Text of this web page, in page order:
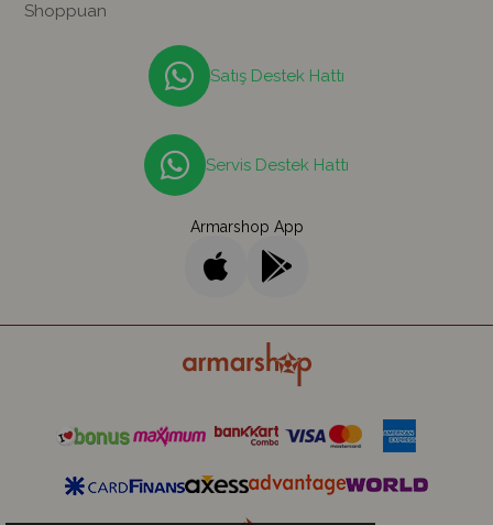
Shoppuan
Satış Destek Hattı
Servis Destek Hattı
Armarshop App